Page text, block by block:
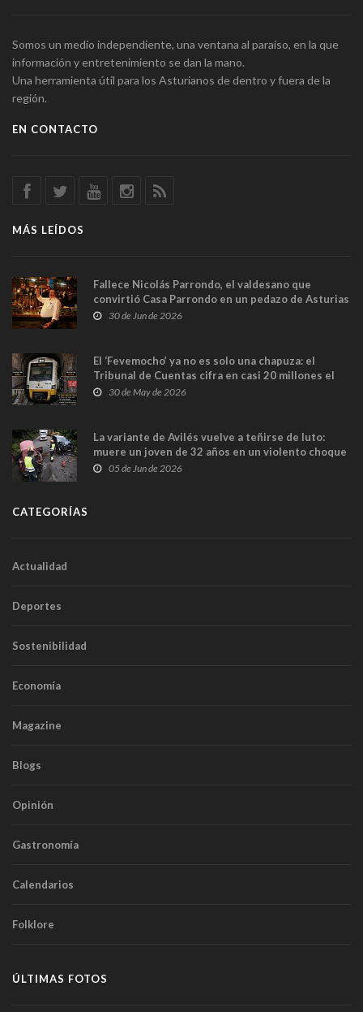
Somos un medio independiente, una ventana al paraíso, en la que
información y entretenimiento se dan la mano.
Una herramienta útil para los Asturianos de dentro y fuera de la
región.
EN CONTACTO
MÁS LEÍDOS
Fallece Nicolás Parrondo, el valdesano que
convirtió Casa Parrondo en un pedazo de Asturias
en Madrid
30 de Jun de 2026
El ‘Fevemocho’ ya no es solo una chapuza: el
Tribunal de Cuentas cifra en casi 20 millones el
sobrecoste de los trenes que no cabían por los
30 de May de 2026
La variante de Avilés vuelve a teñirse de luto:
muere un joven de 32 años en un violento choque
frontal
05 de Jun de 2026
CATEGORÍAS
Actualidad
Deportes
Sostenibilidad
Economía
Magazine
Blogs
Opinión
Gastronomía
Calendarios
Folklore
ÚLTIMAS FOTOS